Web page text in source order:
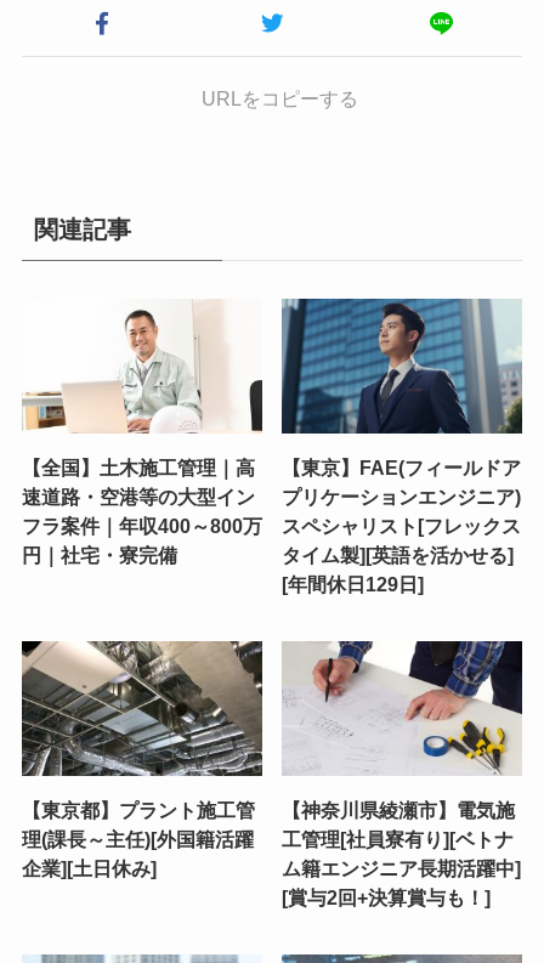
URLをコピーする
関連記事
【全国】土木施工管理｜高
速道路・空港等の大型イン
フラ案件｜年収400～800万
円｜社宅・寮完備
【東京】FAE(フィールドア
プリケーションエンジニア)
スペシャリスト[フレックス
タイム製][英語を活かせる]
[年間休日129日]
【東京都】プラント施工管
理(課長～主任)[外国籍活躍
企業][土日休み]
【神奈川県綾瀬市】電気施
工管理[社員寮有り][ベトナ
ム籍エンジニア長期活躍中]
[賞与2回+決算賞与も！]